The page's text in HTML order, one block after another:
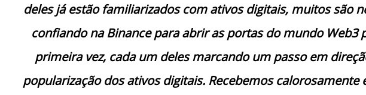
deles já estão familiarizados com ativos digitais, muitos são
confiando na Binance para abrir as portas do mundo Web3
primeira vez, cada um deles marcando um passo em
popularização dos ativos digitais. Recebemos calorosamente